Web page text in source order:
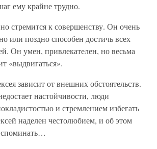
ему крайне трудно.
стремится к совершенству. Он очень
или поздно способен достичь всех
Он умен, привлекателен, но весьма
«выдвигаться».
зависит от внешних обстоятельств.
настойчивости, люди
и стремлением избегать
наделен честолюбием, и об этом